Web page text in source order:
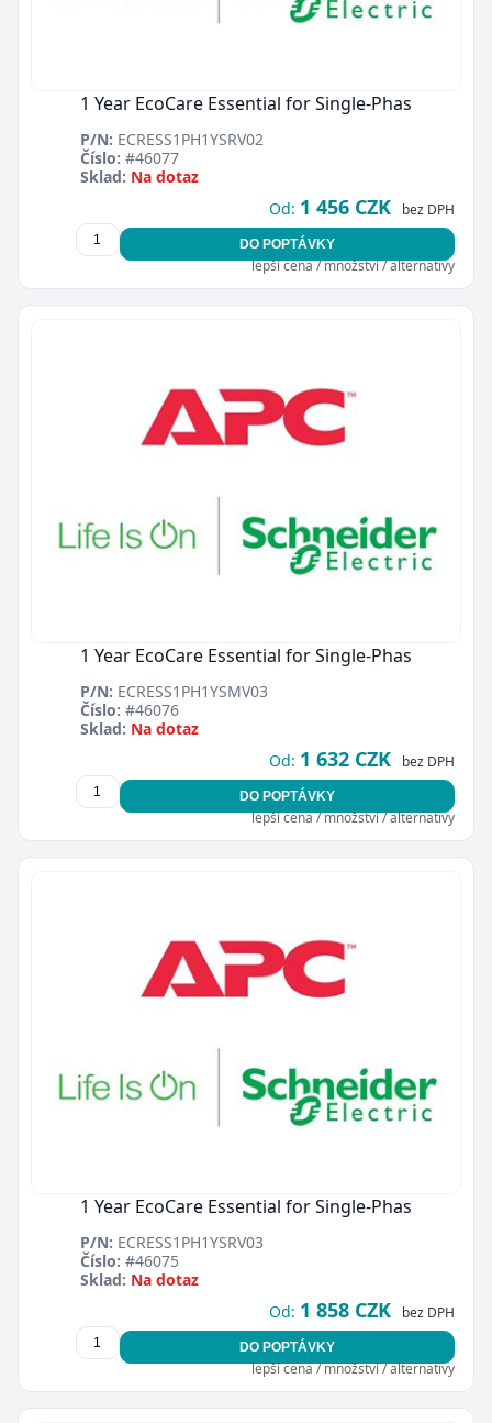
1 Year EcoCare Essential for Single-Phas
P/N: ECRESS1PH1YSRV02
Číslo: #46077
Sklad: Na dotaz
Od: 1 456 CZK bez DPH
DO POPTÁVKY
lepší cena / množství / alternativy
1 Year EcoCare Essential for Single-Phas
P/N: ECRESS1PH1YSMV03
Číslo: #46076
Sklad: Na dotaz
Od: 1 632 CZK bez DPH
DO POPTÁVKY
lepší cena / množství / alternativy
1 Year EcoCare Essential for Single-Phas
P/N: ECRESS1PH1YSRV03
Číslo: #46075
Sklad: Na dotaz
Od: 1 858 CZK bez DPH
DO POPTÁVKY
lepší cena / množství / alternativy